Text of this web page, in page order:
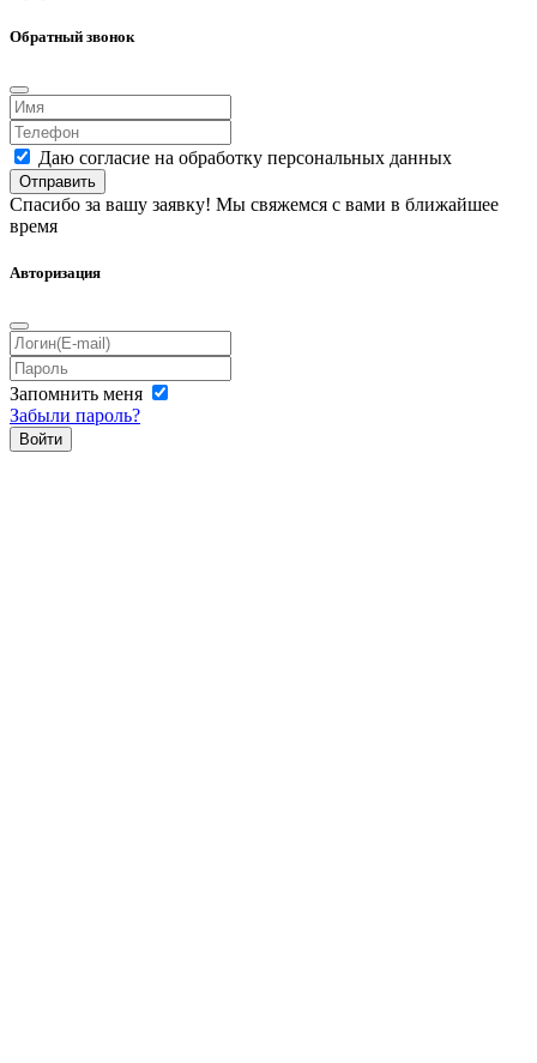
Обратный звонок
Даю согласие на обработку персональных данных
Отправить
Спасибо за вашу заявку! Мы свяжемся с вами в ближайшее
время
Авторизация
Запомнить меня
Забыли пароль?
Войти